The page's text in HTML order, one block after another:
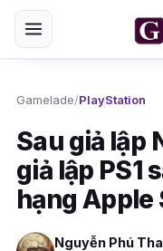
Gamelade/PlayStation
Sau giả lập
giả lập PS1
hạng Apple
Nguyễn Phú